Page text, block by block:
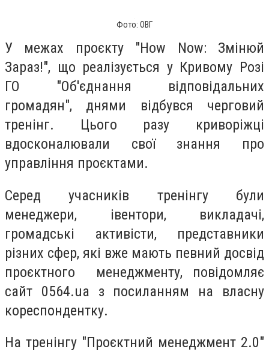
Фото: ОВГ
У межах проєкту "How Now: Змінюй
Зараз!", що реалізується у Кривому Розі
ГО "Об'єднання відповідальних
громадян", днями відбувся черговий
тренінг. Цього разу криворіжці
вдосконалювали свої знання про
управління проєктами.
Серед учасників тренінгу були
менеджери, івентори, викладачі,
громадські активісти, представники
різних сфер, які вже мають певний досвід
проєктного менеджменту, повідомляє
сайт 0564.ua з посиланням на власну
кореспондентку.
На тренінгу "Проєктний менеджмент 2.0"